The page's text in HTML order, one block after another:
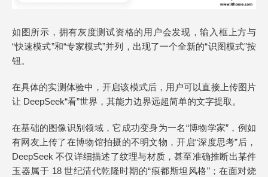
如图所示，拥有灰度测试资格的用户会发现，输入框上方与
“快速模式”和“专家模式”并列，出现了一个全新的“识图模式”按
钮。
在具体的实测体验中，开启该模式后，用户可以直接上传图片
让 DeepSeek“看”世界，其能力边界远超简单的文字提取。
在基础的图像识别领域，它成功变身为一名“博物学家”，例如
有网友上传了在博物馆拍摄的不明文物，开启“深度思考”后，
DeepSeek 不仅详细描述了纹理与材质，甚至准确推断出某件
玉器属于 18 世纪清代乾隆时期的“痕都斯坦风格”；在面对烧